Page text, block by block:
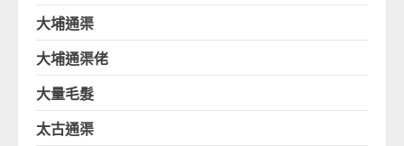
大埔通渠
大埔通渠佬
大量毛髮
太古通渠